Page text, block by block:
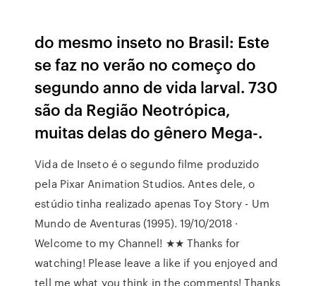
do mesmo inseto no Brasil: Este
se faz no verão no começo do
segundo anno de vida larval. 730
são da Região Neotrópica,
muitas delas do gênero Mega-.
Vida de Inseto é o segundo filme produzido
pela Pixar Animation Studios. Antes dele, o
estúdio tinha realizado apenas Toy Story - Um
Mundo de Aventuras (1995). 19/10/2018 ·
Welcome to my Channel! ★★ Thanks for
watching! Please leave a like if you enjoyed and
tell me what you think in the comments! Thanks